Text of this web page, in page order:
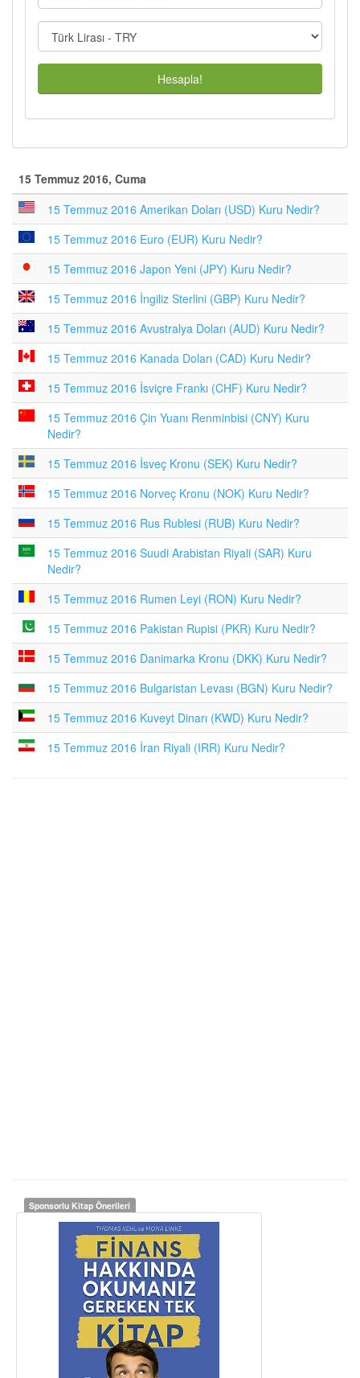
Hesapla!
15 Temmuz 2016, Cuma
15 Temmuz 2016 Amerikan Doları (USD) Kuru Nedir?
15 Temmuz 2016 Euro (EUR) Kuru Nedir?
15 Temmuz 2016 Japon Yeni (JPY) Kuru Nedir?
15 Temmuz 2016 İngiliz Sterlini (GBP) Kuru Nedir?
15 Temmuz 2016 Avustralya Doları (AUD) Kuru Nedir?
15 Temmuz 2016 Kanada Doları (CAD) Kuru Nedir?
15 Temmuz 2016 İsviçre Frankı (CHF) Kuru Nedir?
15 Temmuz 2016 Çin Yuanı Renminbisi (CNY) Kuru
Nedir?
15 Temmuz 2016 İsveç Kronu (SEK) Kuru Nedir?
15 Temmuz 2016 Norveç Kronu (NOK) Kuru Nedir?
15 Temmuz 2016 Rus Rublesi (RUB) Kuru Nedir?
15 Temmuz 2016 Suudi Arabistan Riyali (SAR) Kuru
Nedir?
15 Temmuz 2016 Rumen Leyi (RON) Kuru Nedir?
15 Temmuz 2016 Pakistan Rupisi (PKR) Kuru Nedir?
15 Temmuz 2016 Danimarka Kronu (DKK) Kuru Nedir?
15 Temmuz 2016 Bulgaristan Levası (BGN) Kuru Nedir?
15 Temmuz 2016 Kuveyt Dinarı (KWD) Kuru Nedir?
15 Temmuz 2016 İran Riyali (IRR) Kuru Nedir?
Sponsorlu Kitap Önerileri